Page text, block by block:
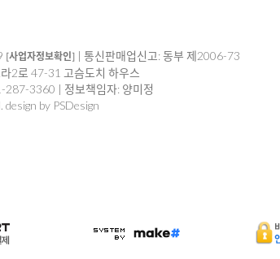
[사업자정보확인] | 통신판매업신고: 동부 제2006-73
2로 47-31 고슴도치 하우스
3360 | 정보책임자: 양미정
by PSDesign